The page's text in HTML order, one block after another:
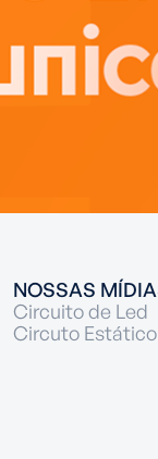
NOSSAS
Circuito de Led
Circuto Estático